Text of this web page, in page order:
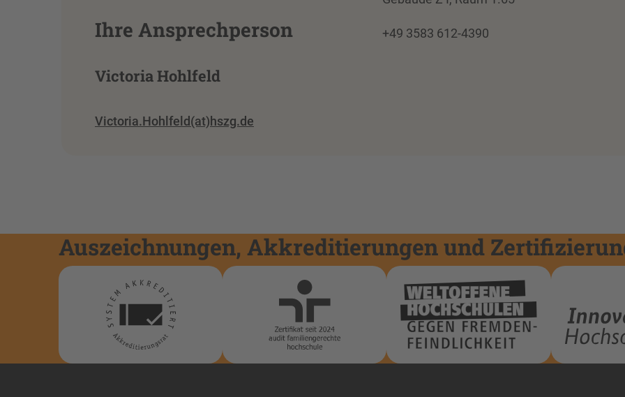
Ihre Ansprechperson
Victoria Hohlfeld
Victoria.Hohlfeld(at)hszg.de
+49 3583 612-4390
Auszeichnungen, Akkreditierungen und